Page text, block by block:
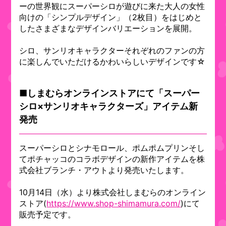
ーの世界観にスーパーシロが遊びに来た大人の女性
向けの「シンプルデザイン」（2枚目）をはじめと
したさまざまなデザインバリエーションを展開。
シロ、サンリオキャラクターそれぞれのファンの方
に楽しんでいただけるかわいらしいデザインです☆
■しまむらオンラインストアにて「スーパー
シロ×サンリオキャラクターズ」アイテム新
発売
スーパーシロとシナモロール、ポムポムプリンそし
てポチャッコのコラボデザインの新作アイテムを株
式会社ブランチ・アウトより発売いたします。
10月14日（水）より株式会社しまむらのオンライン
ストア(https://www.shop-shimamura.com/)にて
販売予定です。